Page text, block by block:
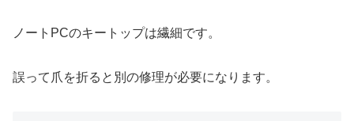
ノートPCのキートップは繊細です。
誤って爪を折ると別の修理が必要になります。